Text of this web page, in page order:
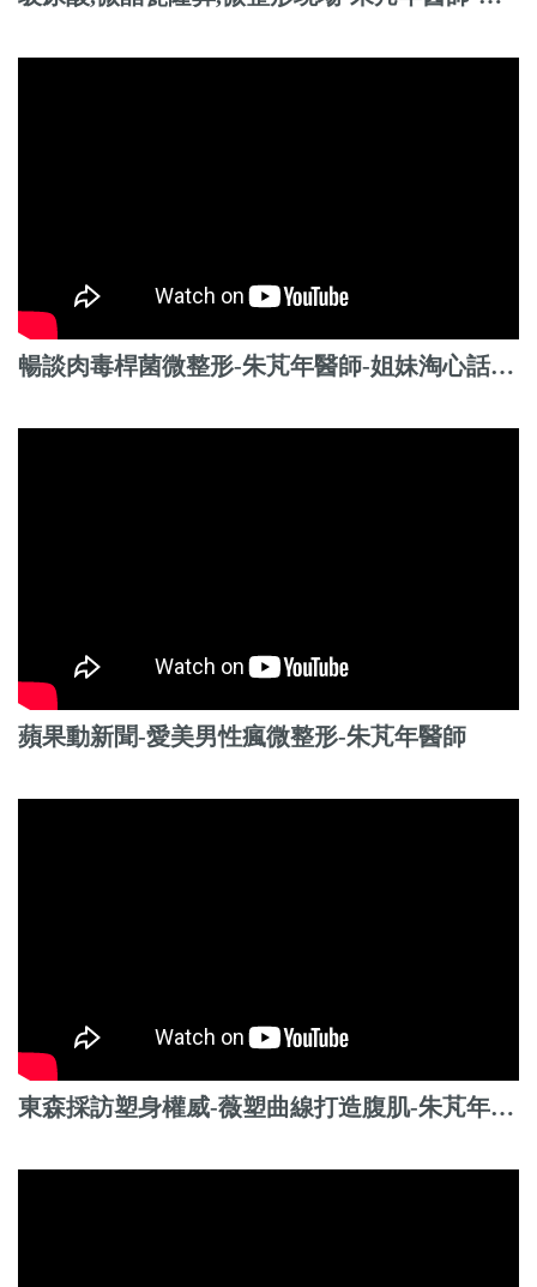
暢談肉毒桿菌微整形-朱芃年醫師-姐妹淘心話-緯來
蘋果動新聞-愛美男性瘋微整形-朱芃年醫師
東森採訪塑身權威-薇塑曲線打造腹肌-朱芃年醫師